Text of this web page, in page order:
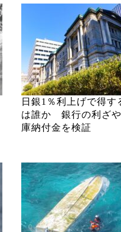
日銀1％利上げで得す
は誰か 銀行の利ざや
庫納付金を検証